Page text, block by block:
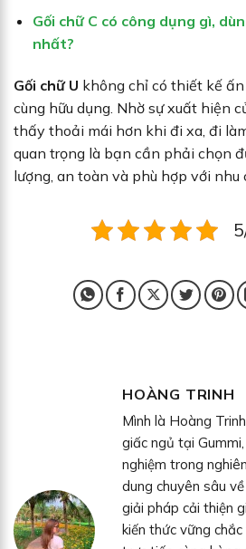
Gối chữ C có công dụng gì,
nhất?
Gối chữ U không chỉ có thiết kế
cùng hữu dụng. Nhờ sự xuất hiện
thấy thoải mái hơn khi đi xa, đi
quan trọng là bạn cần phải chọn
lượng, an toàn và phù hợp với nhu
HOÀNG TRINH
Mình là Hoàng
giấc ngủ tại
nghiệm trong
dung chuyên sâu
giải pháp cải thiện
kiến thức vững